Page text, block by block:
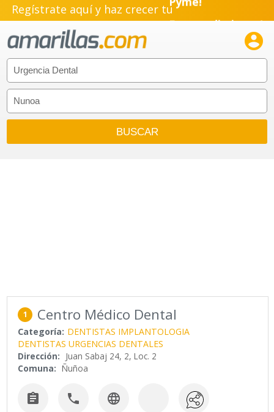
Regístrate aquí y haz crecer tuEmprendimiento!

1 Centro Médico Dental
Categoría: DENTISTAS IMPLANTOLOGIA
DENTISTAS URGENCIAS DENTALES
Dirección: Juan Sabaj 24, 2, Loc. 2
Comuna: Ñuñoa
  